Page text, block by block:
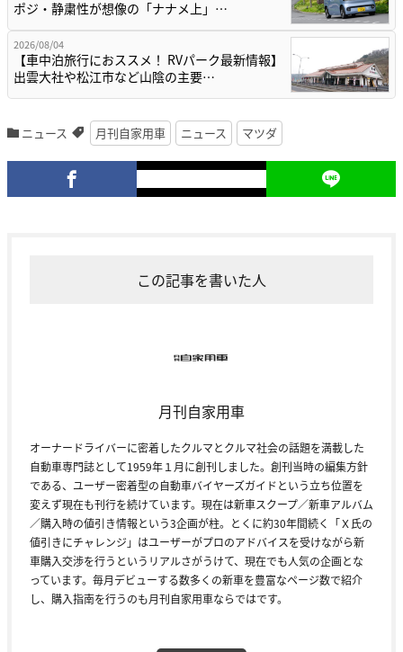
ポジ・静粛性が想像の「ナナメ上」…
2026/08/04
【車中泊旅行におススメ！ RVパーク最新情報】
出雲大社や松江市など山陰の主要…
ニュース 月刊自家用車 ニュース マツダ
この記事を書いた人
月刊自家用車
オーナードライバーに密着したクルマとクルマ社会の話題を満載した
自動車専門誌として1959年１月に創刊しました。創刊当時の編集方針
である、ユーザー密着型の自動車バイヤーズガイドという立ち位置を
変えず現在も刊行を続けています。現在は新車スクープ／新車アルバム
／購入時の値引き情報という3企画が柱。とくに約30年間続く「Ｘ氏の
値引きにチャレンジ」はユーザーがプロのアドバイスを受けながら新
車購入交渉を行うというリアルさがうけて、現在でも人気の企画とな
っています。毎月デビューする数多くの新車を豊富なページ数で紹介
し、購入指南を行うのも月刊自家用車ならではです。